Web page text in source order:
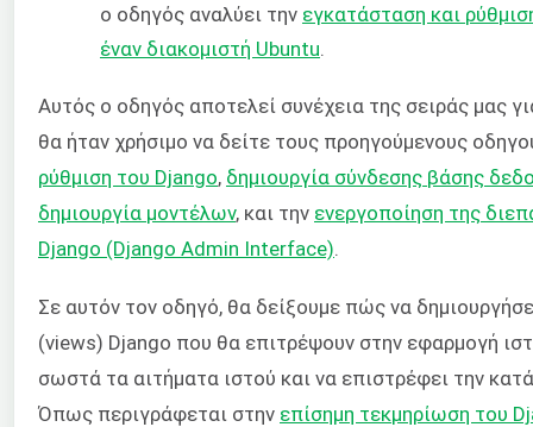
ο οδηγός αναλύει την εγκατάσταση και
έναν διακομιστή Ubuntu
Αυτός ο οδηγός αποτελεί συνέχεια της σειράς μας
θα ήταν χρήσιμο να δείτε τους προηγούμενους
ρύθμιση του Django, δημιουργία σύνδεσης βάσης
δημιουργία μοντέλων, και την ενεργοποίηση της
Django (Django Admin Interface).
Σε αυτόν τον οδηγό, θα δείξουμε πώς να
(views) Django που θα επιτρέψουν στην εφαρμογή
σωστά τα αιτήματα ιστού και να επιστρέφει την
Όπως περιγράφεται στην επίσημη τεκμηρίωση του